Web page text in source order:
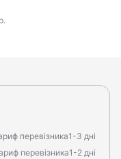
перевізника1-3 дні
перевізника1-2 дні